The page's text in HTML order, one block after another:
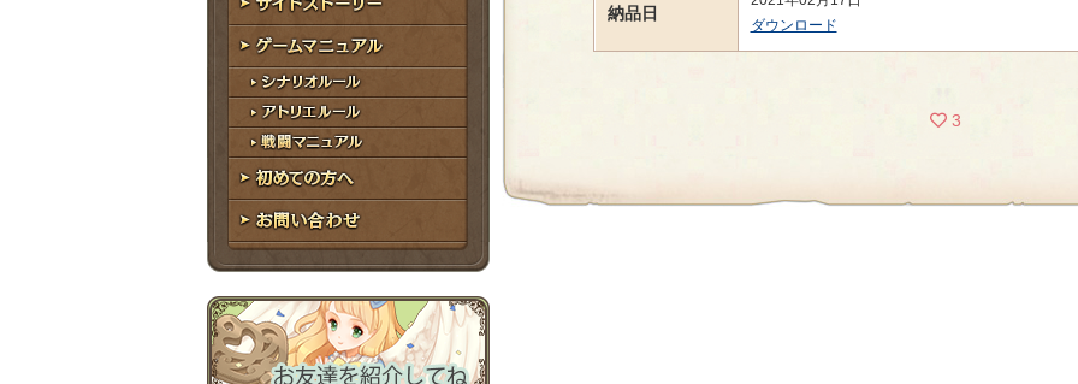
サイドストーリー
ゲームマニュアル
シナリオルール
アトリエルール
戦闘マニュアル
初めての方へ
お問い合わせ
納品日
ダウンロード
3